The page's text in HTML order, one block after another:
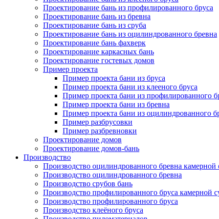
Проектирование бань из профилированного бруса
Проектирование бань из бревна
Проектирование бань из сруба
Проектирование бань из оцилиндрованного бревна
Проектирование бань фахверк
Проектирование каркасных бань
Проектирование гостевых домов
Пример проекта
Пример проекта бани из бруса
Пример проекта бани из клееного бруса
Пример проекта бани из профилированного
Пример проекта бани из бревна
Пример проекта бани из оцилиндрованного
Пример разбрусовки
Пример разбревновки
Проектирование домов
Проектирование домов-бань
Производство
Производство оцилиндрованного бревна камерной
Производство оцилиндрованного бревна
Производство срубов бань
Производство профилированного бруса камерной
Производство профилированного бруса
Производство клеёного бруса